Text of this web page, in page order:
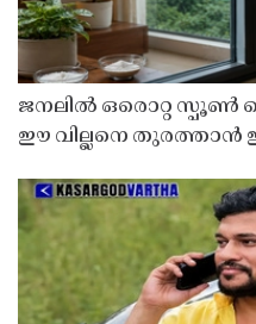
ജനലിൽ ഒരൊറ്റ സ്പൂൺ
ഈ വില്ലനെ തുരത്താൻ